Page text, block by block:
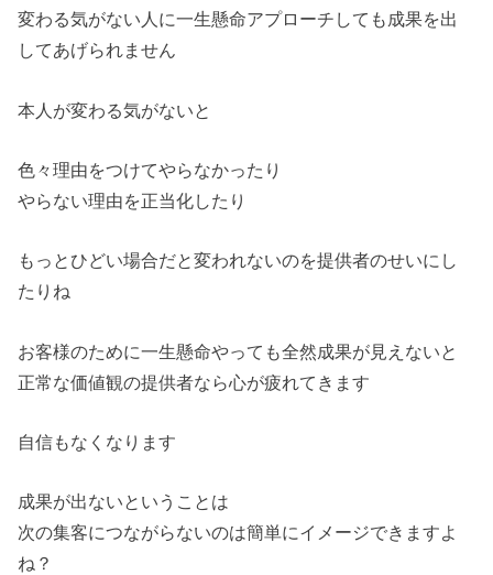
変わる気がない人に一生懸命アプローチしても成果を出
してあげられません
本人が変わる気がないと
色々理由をつけてやらなかったり
やらない理由を正当化したり
もっとひどい場合だと変われないのを提供者のせいにし
たりね
お客様のために一生懸命やっても全然成果が見えないと
正常な価値観の提供者なら心が疲れてきます
自信もなくなります
成果が出ないということは
次の集客につながらないのは簡単にイメージできますよ
ね？